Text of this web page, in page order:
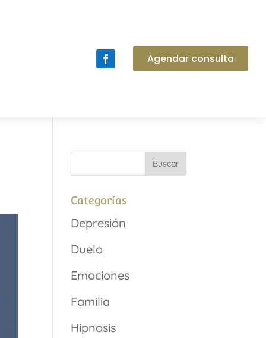
Agendar consulta
Categorías
Depresión
Duelo
Emociones
Familia
Hipnosis